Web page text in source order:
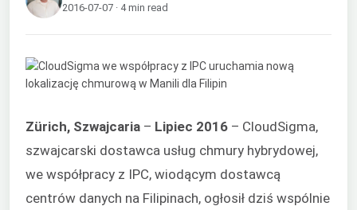
2016-07-07 · 4 min read
Zürich, Szwajcaria – Lipiec 2016 – CloudSigma,
szwajcarski dostawca usług chmury hybrydowej,
we współpracy z IPC, wiodącym dostawcą
centrów danych na Filipinach, ogłosił dziś wspólnie